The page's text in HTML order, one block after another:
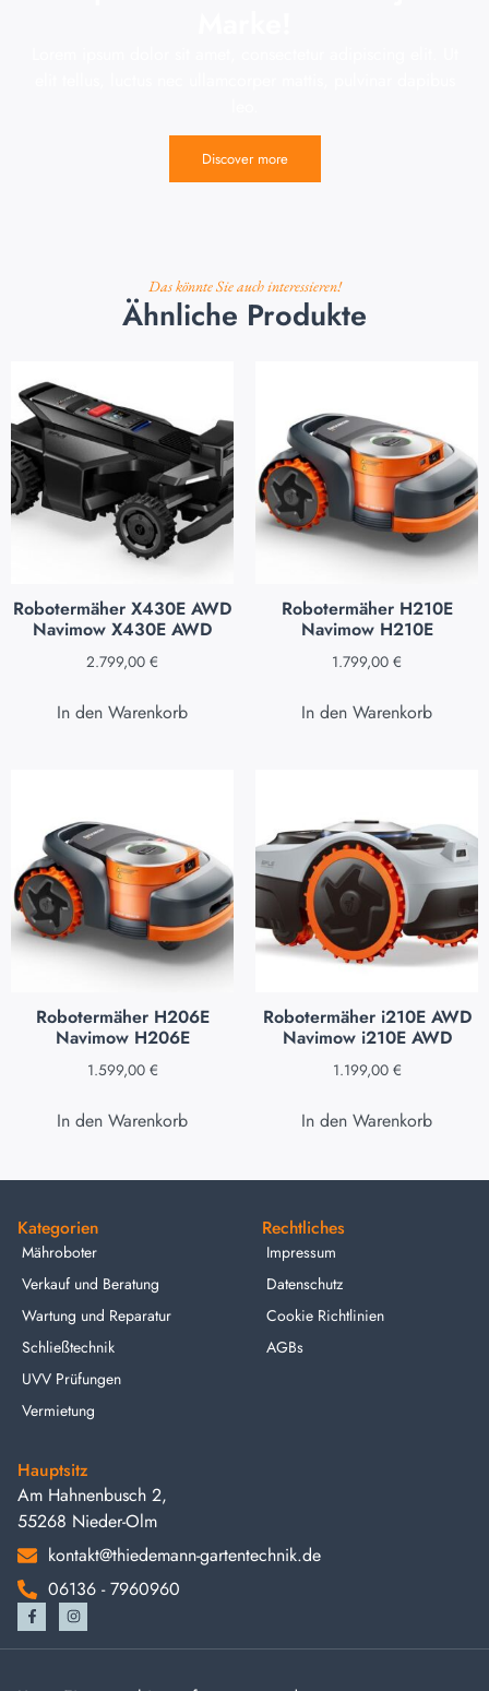
Discover more
Das könnte Sie auch interessieren!
Ähnliche Produkte
Robotermäher X430E AWD
Navimow X430E AWD
2.799,00 €
In den Warenkorb
Robotermäher H210E
Navimow H210E
1.799,00 €
In den Warenkorb
Robotermäher H206E
Navimow H206E
1.599,00 €
In den Warenkorb
Robotermäher i210E AWD
Navimow i210E AWD
1.199,00 €
In den Warenkorb
Kategorien
Mähroboter
Verkauf und Beratung
Wartung und Reparatur
Schließtechnik
UVV Prüfungen
Vermietung
Rechtliches
Impressum
Datenschutz
Cookie Richtlinien
AGBs
Hauptsitz
Am Hahnenbusch 2,
55268 Nieder-Olm
kontakt@thiedemann-gartentechnik.de
06136 - 7960960